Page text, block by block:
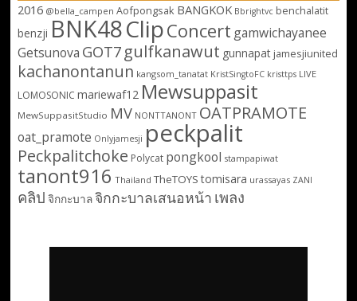
2016 @bella_campen Aofpongsak BANGKOK Bbrightvc benchalatit
benzji BNK48ClipConcert gamwichayanee
Getsunova GOT7 gulfkanawut gunnapat jamesjiunited
kachanontanun kangsom_tanatat KristSingtoFC kristtps LIVE
LOMOSONIC mariewaf12 Mewsuppasit
MewSuppasitStudio MV NONTTANONT OATPRAMOTE
oat_pramote Onlyjamesji peckpalit
Peckpalitchoke Polycat pongkool stampapiwat
tanont916 Thailand TheTOYS tomisara urassayas ZANI
คลิป จิกกะบาลจิกกะบาลเสนอหน้า เพลง